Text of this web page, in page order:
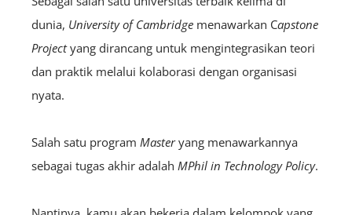
dunia, University of Cambridge menawarkan Capstone
Projectyang dirancang untuk mengintegrasikan teori
dan praktik melalui kolaborasi dengan organisasi
nyata.
Salah satu program Masteryang menawarkannya
sebagai tugas akhir adalah MPhil in Technology Policy.